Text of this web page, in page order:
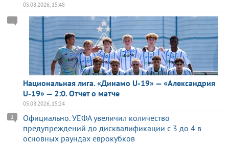
05.08.2026, 15:48
Национальная лига. «Динамо U-19» — «Александрия
U-19» — 2:0. Отчет о матче
05.08.2026, 15:24
Официально. УЕФА увеличил количество
предупреждений до дисквалификации с 3 до 4 в
основных раундах еврокубков
1